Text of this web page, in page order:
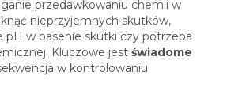
przedawkowaniu chemii w
nieprzyjemnych skutków,
pH w basenie skutki czy potrzeba
Kluczowe jest świadome
w kontrolowaniu